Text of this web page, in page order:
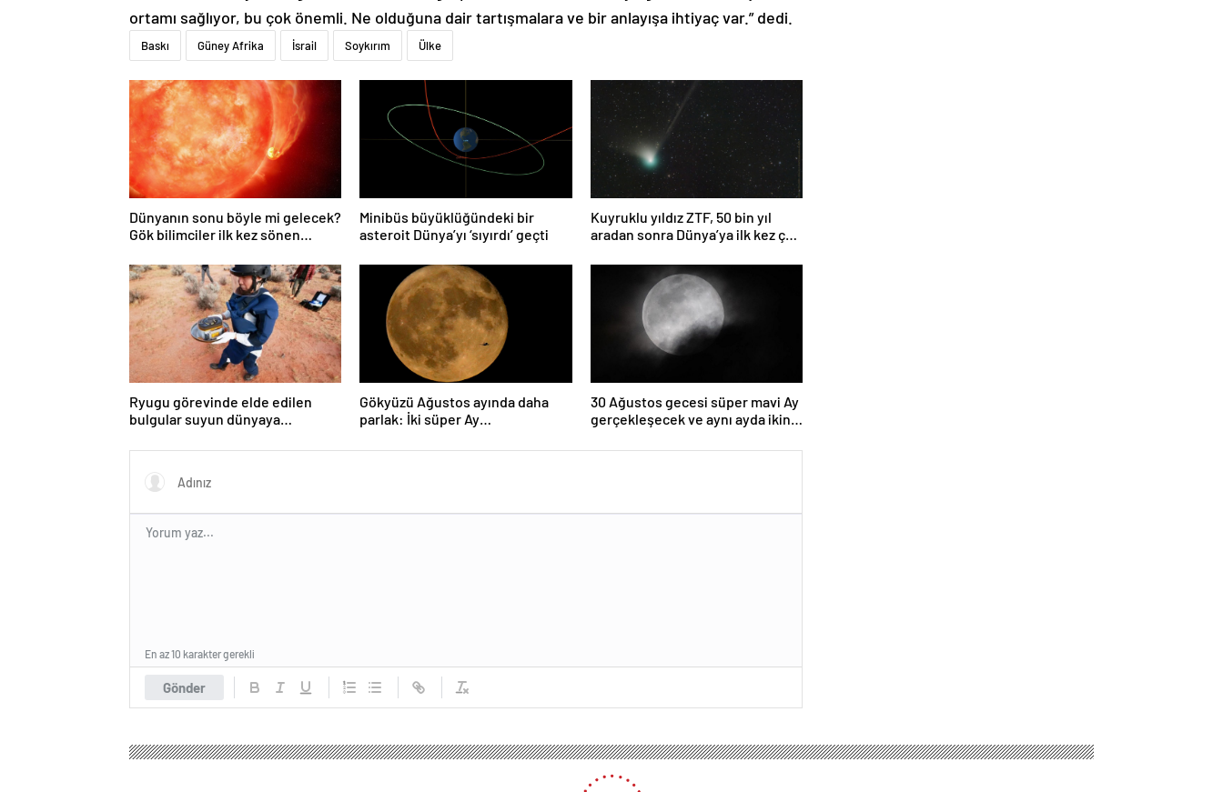
ortamı sağlıyor, bu çok önemli. Ne olduğuna dair tartışmalara ve bir anlayışa ihtiyaç var.” dedi.
Baskı Güney Afrika İsrail Soykırım Ülke
Dünyanın sonu böyle mi gelecek?
Gök bilimciler ilk kez sönen
oldu
Minibüs büyüklüğündeki bir
asteroit Dünya’yı ‘sıyırdı’ geçti
Kuyruklu yıldız ZTF, 50 bin yıl
aradan sonra Dünya’ya ilk kez çok
Ryugu görevinde elde edilen
bulgular suyun dünyaya
olabileceğini gösteriyor
Gökyüzü Ağustos ayında daha
parlak: İki süper Ay
30 Ağustos gecesi süper mavi Ay
gerçekleşecek ve aynı ayda ikinci
Gönder
En az 10 karakter gerekli
Macaristan Dışişleri Bakanı: Antalya Diplomasi Forumu Batı Avrupa’nın olmadığı bir BM Genel Kurulu gibi